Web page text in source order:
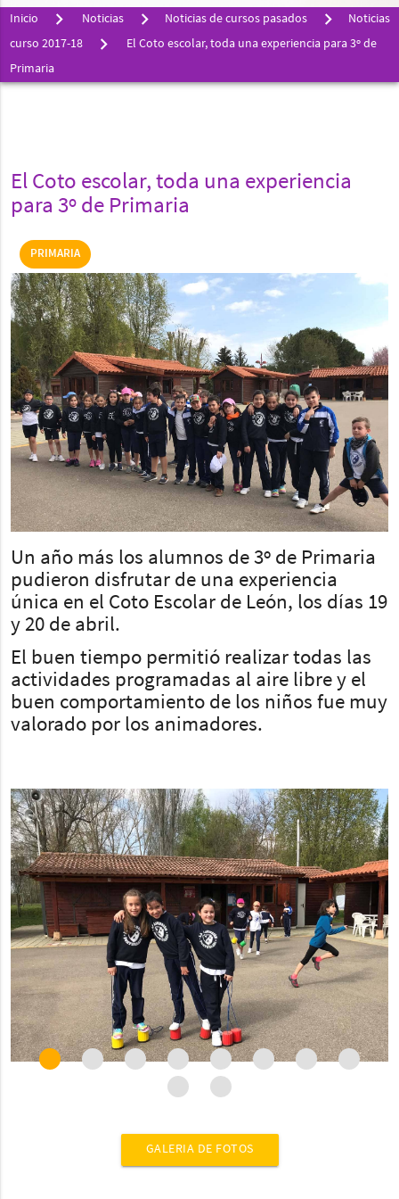
Inicio Noticias Noticias de cursos pasados
Noticias
curso 2017-18
El Coto escolar, toda una experiencia para 3º de
Primaria
El Coto escolar, toda una experiencia
para 3º de Primaria
PRIMARIA
Un año más los alumnos de 3º de Primaria
pudieron disfrutar de una experiencia
única en el Coto Escolar de León, los días 19
y 20 de abril.
El buen tiempo permitió realizar todas las
actividades programadas al aire libre y el
buen comportamiento de los niños fue muy
valorado por los animadores.
GALERIA DE FOTOS